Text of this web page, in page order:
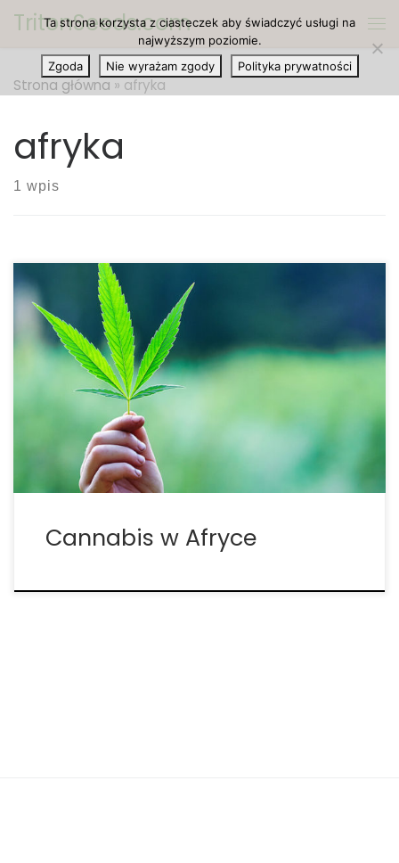
Przejdź do treści
TritonSeeds.com
Strona główna » afryka
afryka
1 wpis
Produkcja i stosowanie marihuany jest nielegalne w
dużej części Afryki, która pomimo zakazu ustępuje
tylko Amerykanom pod względem produkcji oraz
konsumpcji. Maleńki naród Lesotho jest jedynym
krajem w Afryce, który wydaje licencje na uprawę
konopi. Raporty pokazują, że duża część […]
Cannabis w Afryce
Ta strona korzysta z ciasteczek aby świadczyć usługi na
najwyższym poziomie.
Zgoda
Nie wyrażam zgody Polityka prywatności